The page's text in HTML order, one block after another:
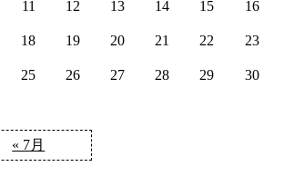
« 7月
11 12 13 14 15 16
18 19 20 21 22 23
25 26 27 28 29 30